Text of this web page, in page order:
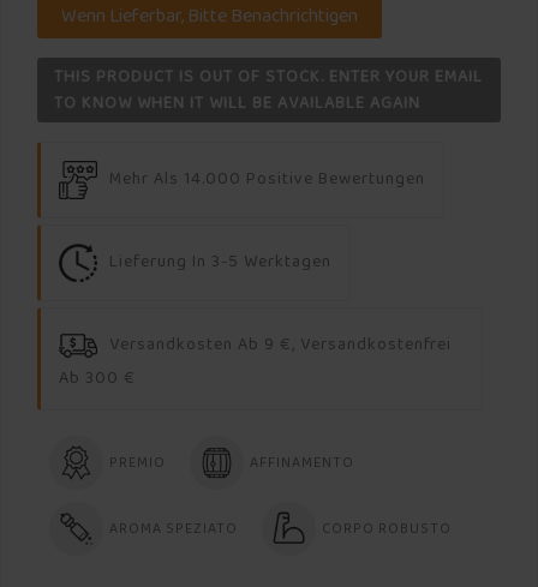
Wenn Lieferbar, Bitte Benachrichtigen
THIS PRODUCT IS OUT OF STOCK. ENTER YOUR EMAIL
TO KNOW WHEN IT WILL BE AVAILABLE AGAIN
Mehr Als 14.000 Positive Bewertungen
Lieferung In 3-5 Werktagen
Versandkosten Ab 9 €, Versandkostenfrei
Ab 300 €
PREMIO AFFINAMENTO
AROMA SPEZIATO CORPO ROBUSTO